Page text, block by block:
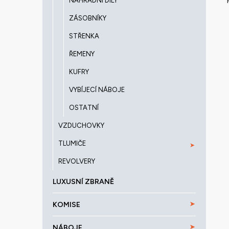
ZÁSOBNÍKY
STŘENKA
ŘEMENY
KUFRY
VYBÍJECÍ NÁBOJE
OSTATNÍ
VZDUCHOVKY
TLUMIČE
REVOLVERY
LUXUSNÍ ZBRANĚ
KOMISE